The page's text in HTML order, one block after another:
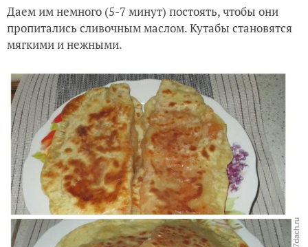
Даем им немного (5-7 минут) постоять, чтобы они
пропитались сливочным маслом. Кутабы становятся
мягкими и нежными.